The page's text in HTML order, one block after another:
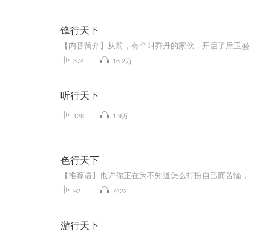
锋行天下
374 16.2万
听行天下
128 1.9万
色行天下
92 7422
游行天下